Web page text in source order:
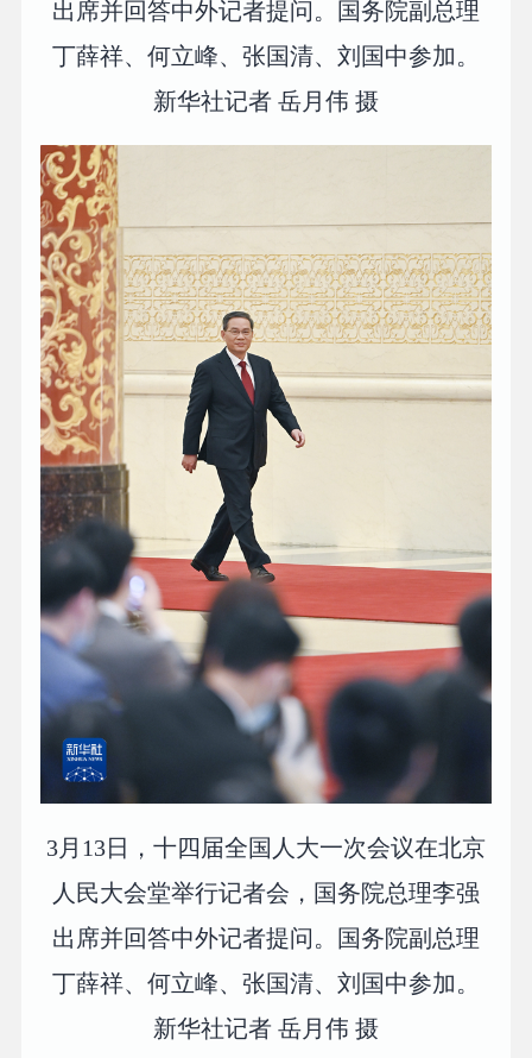
出席并回答中外记者提问。国务院副总理
丁薛祥、何立峰、张国清、刘国中参加。
新华社记者 岳月伟 摄
3月13日，十四届全国人大一次会议在北京
人民大会堂举行记者会，国务院总理李强
出席并回答中外记者提问。国务院副总理
丁薛祥、何立峰、张国清、刘国中参加。
新华社记者 岳月伟 摄